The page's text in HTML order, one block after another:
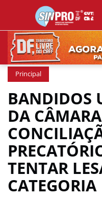
Principal
BANDIDOS
DA
TENTAR
CATEGORIA